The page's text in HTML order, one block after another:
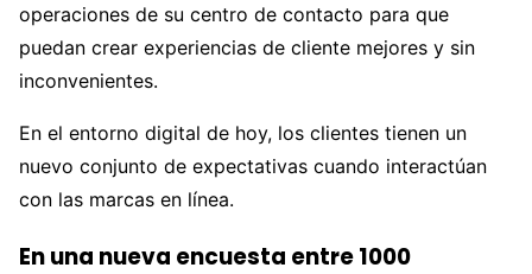
operaciones de su centro de contacto para que
puedan crear experiencias de cliente mejores y sin
inconvenientes.
En el entorno digital de hoy, los clientes tienen un
nuevo conjunto de expectativas cuando interactúan
con las marcas en línea.
En una nueva encuesta entre 1000